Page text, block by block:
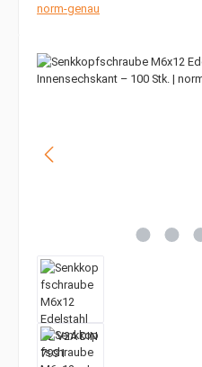
norm-genau
Bildergalerie überspringen